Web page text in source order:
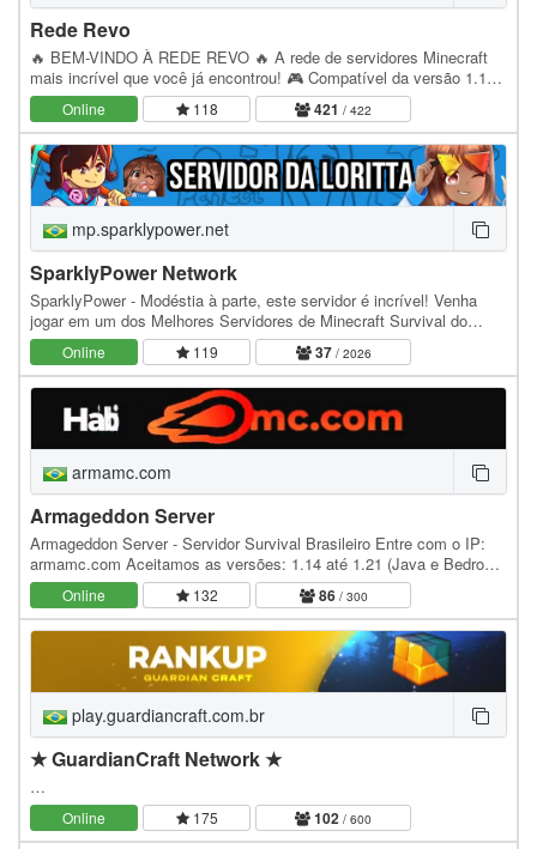
Rede Revo
🔥 BEM-VINDO À REDE REVO 🔥 A rede de servidores Minecraft
mais incrível que você já encontrou! 🎮 Compatível da versão 1.12
até a 1.21.11 ━━━━━━━━━━━━━━━━━━ 🌎 MODOS DE…
Online 118 421 / 422
mp.sparklypower.net
SparklyPower Network
SparklyPower - Modéstia à parte, este servidor é incrível! Venha
jogar em um dos Melhores Servidores de Minecraft Survival do
Brasil, desde 2014 inovando e transformando…
Online 119 37/ 2026
armamc.com
Armageddon Server
Armageddon Server - Servidor Survival Brasileiro Entre com o IP:
armamc.com Aceitamos as versões: 1.14 até 1.21 (Java e Bedrock
Edition) Sistemas Principais: Proteção de…
Online 132 86/ 300
play.guardiancraft.com.br
★ GuardianCraft Network ★
…
Online 175 102 / 600